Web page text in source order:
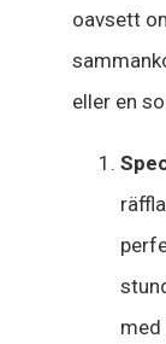
oavsett
eller en
med